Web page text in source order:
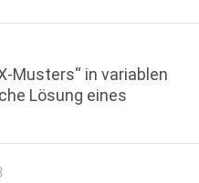
Musters“ in variablen
Lösung eines